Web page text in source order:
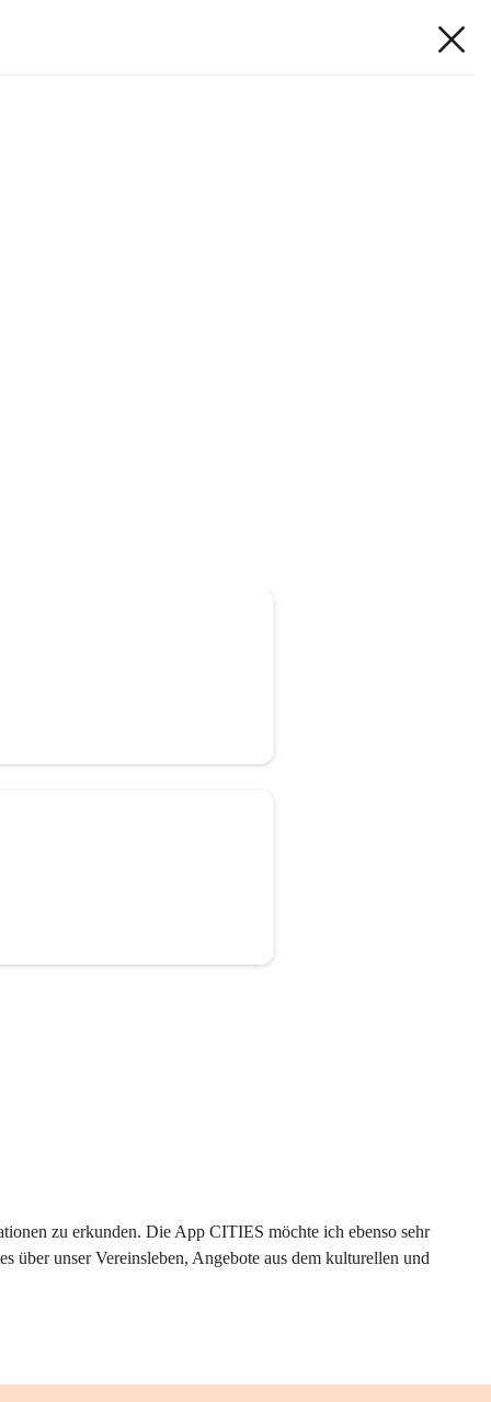
zu erkunden. Die App CITIES möchte ich ebenso sehr
über unser Vereinsleben, Angebote aus dem kulturellen und